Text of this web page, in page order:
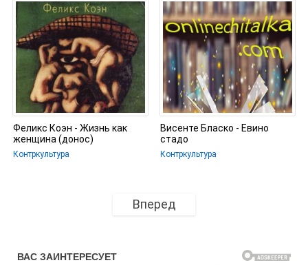
Феликс Коэн - Жизнь как
женщина (донос)
Контркультура
Висенте Бласко - Евино
стадо
Контркультура
Вперед